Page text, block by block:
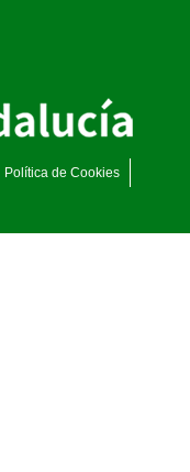
Política de Cookies